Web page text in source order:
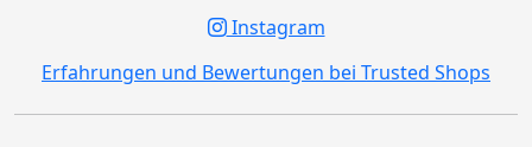
Instagram
Erfahrungen und Bewertungen bei Trusted Shops